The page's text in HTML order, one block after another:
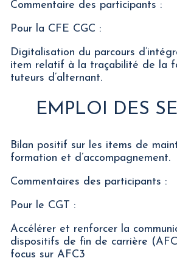
Commentaire des participants :
Pour la CFE CGC :
Digitalisation du parcours
item relatif à la traçabilité de la
tuteurs d’alternant.
EMPLOI DES
Bilan positif sur les items de
formation et d’accompagnement.
Commentaires des participants :
Pour le CGT :
Accélérer et renforcer la
dispositifs de fin de carrière
focus sur AFC3